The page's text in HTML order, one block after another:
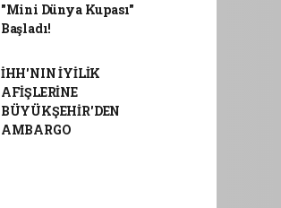
"Mini Dünya Kupası"
Başladı!
İHH'NIN İYİLİK
AFİŞLERİNE
BÜYÜKŞEHİR'DEN
AMBARGO